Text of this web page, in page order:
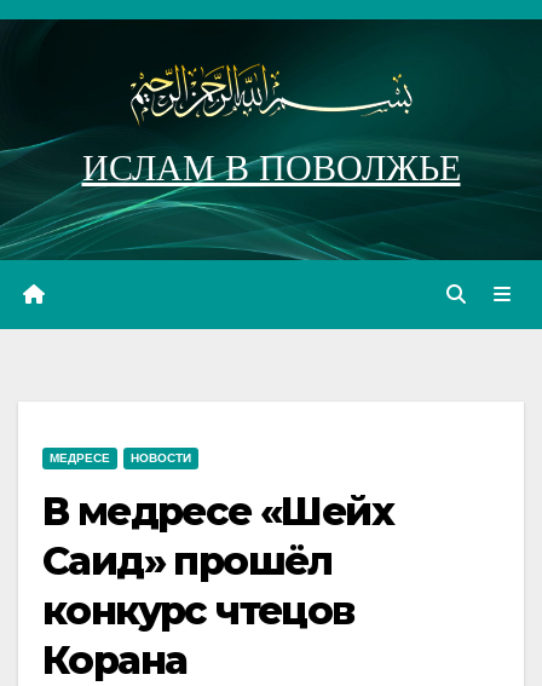
Перейти
ИСЛАМ В ПОВОЛЖЬЕ
МЕДРЕСЕ НОВОСТИ
В медресе «Шейх
Саид» прошёл
конкурс чтецов
Корана